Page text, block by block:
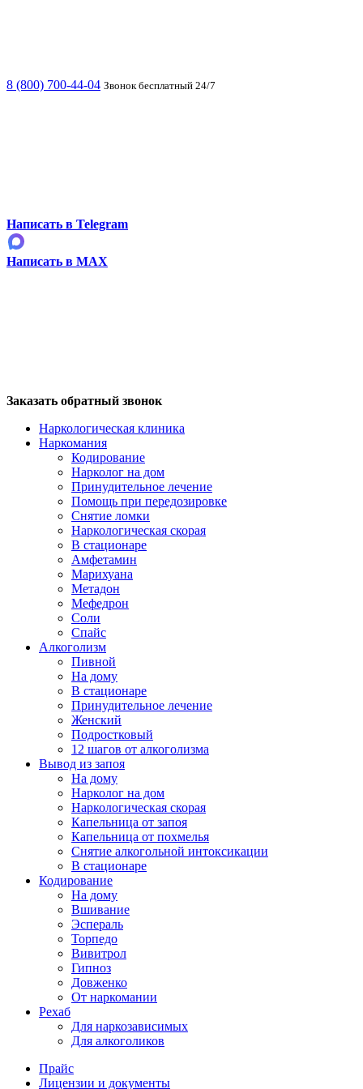
8 (800) 700-44-04 Звонок бесплатный 24/7
Написать в Telegram
Написать в MAX
Заказать обратный звонок
Наркологическая клиника
Наркомания
Кодирование
Нарколог на дом
Принудительное лечение
Помощь при передозировке
Снятие ломки
Наркологическая скорая
В стационаре
Амфетамин
Марихуана
Метадон
Мефедрон
Соли
Спайс
Алкоголизм
Пивной
На дому
В стационаре
Принудительное лечение
Женский
Подростковый
12 шагов от алкоголизма
Вывод из запоя
На дому
Нарколог на дом
Наркологическая скорая
Капельница от запоя
Капельница от похмелья
Снятие алкогольной интоксикации
В стационаре
Кодирование
На дому
Вшивание
Эспераль
Торпедо
Вивитрол
Гипноз
Довженко
От наркомании
Рехаб
Для наркозависимых
Для алкоголиков
Прайс
Лицензии и документы